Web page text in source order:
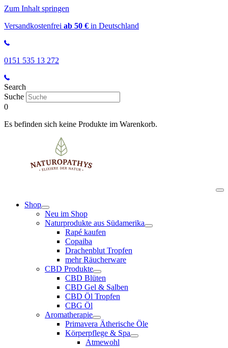
Zum Inhalt springen
Versandkostenfrei ab 50 € in Deutschland
0151 535 13 272
Search
Suche
0
Es befinden sich keine Produkte im Warenkorb.
Shop
Neu im Shop
Naturprodukte aus Südamerika
Rapé kaufen
Copaiba
Drachenblut Tropfen
mehr Räucherware
CBD Produkte
CBD Blüten
CBD Gel & Salben
CBD Öl Tropfen
CBG Öl
Aromatherapie
Primavera Ätherische Öle
Körperpflege & Spa
Atmewohl